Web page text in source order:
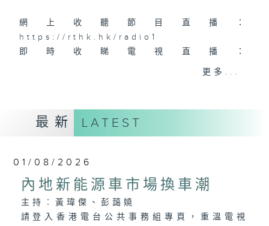
網上收聽節目直播：
https://rthk.hk/radio1
即時收睇電視直播：
香港電台公共事務組
Facebook專頁
更多...
最新 LATEST
01/08/2026
內地新能源車市場換車潮
主持︰黃瑋傑、彭藹嬈
請登入香港電台公共事務組專頁，重溫電視